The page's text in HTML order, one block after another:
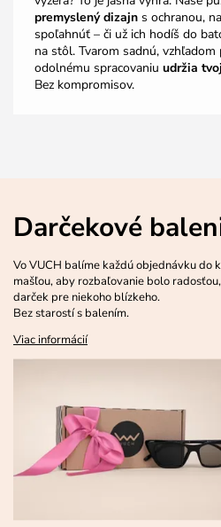
premyslený dizajns ochranou,
spoľahnúť – či už ich hodíš do
na stôl. Tvarom sadnú, vzhľadom
odolnému spracovaniu udržia
Bez kompromisov.
Darčekové
Vo VUCH balíme každú objednávku do
mašľou, aby rozbaľovanie bolo
darček pre niekoho blízkeho.
Bez starostí s balením.
Viac informácií